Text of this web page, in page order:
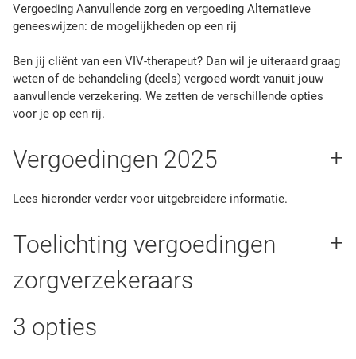
Vergoeding Aanvullende zorg en vergoeding Alternatieve
geneeswijzen: de mogelijkheden op een rij
Ben jij cliënt van een VIV-therapeut? Dan wil je uiteraard graag
weten of de behandeling (deels) vergoed wordt vanuit jouw
aanvullende verzekering. We zetten de verschillende opties
voor je op een rij.
Vergoedingen 2025
Lees hieronder verder voor uitgebreidere informatie.
Toelichting vergoedingen
zorgverzekeraars
3 opties